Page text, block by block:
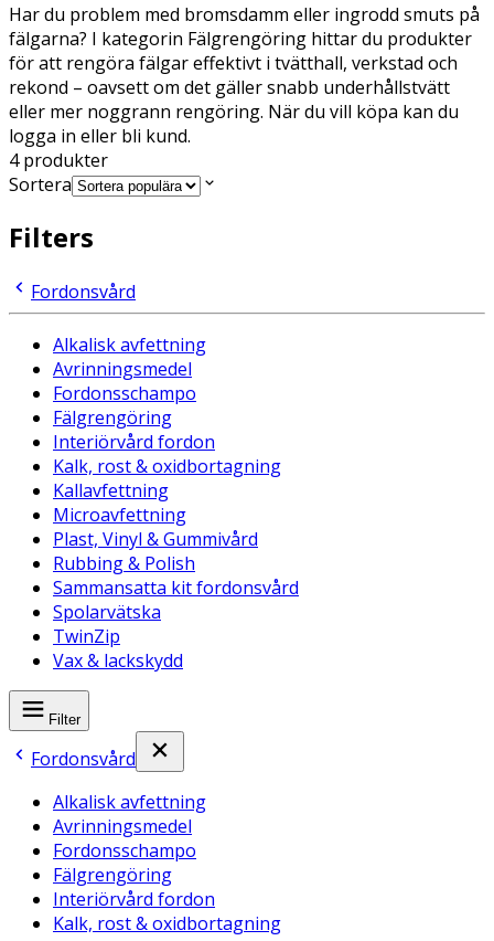
Har du problem med bromsdamm eller ingrodd smuts på
fälgarna? I kategorin Fälgrengöring hittar du produkter
för att rengöra fälgar effektivt i tvätthall, verkstad och
rekond – oavsett om det gäller snabb underhållstvätt
eller mer noggrann rengöring. När du vill köpa kan du
logga in eller bli kund.
4produkter
Sortera
Filters
Fordonsvård
Alkalisk avfettning
Avrinningsmedel
Fordonsschampo
Fälgrengöring
Interiörvård fordon
Kalk, rost & oxidbortagning
Kallavfettning
Microavfettning
Plast, Vinyl & Gummivård
Rubbing & Polish
Sammansatta kit fordonsvård
Spolarvätska
TwinZip
Vax & lackskydd
Filter
Fordonsvård
Alkalisk avfettning
Avrinningsmedel
Fordonsschampo
Fälgrengöring
Interiörvård fordon
Kalk, rost & oxidbortagning